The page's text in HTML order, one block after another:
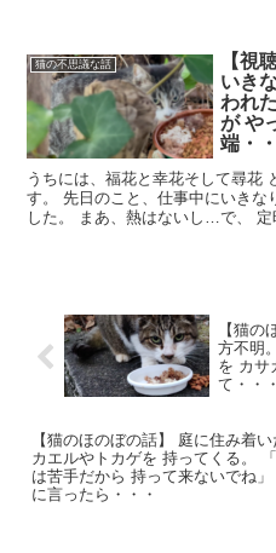
猫の不思議な話
【視
いき
われ
が や
端・
うちには、福花と幸花そして尋花
す。 先日のこと、仕事中にいきな
した。 まあ、熱はないし…で、
【猫の
方不明
を カサ
て・・・
【猫のほのぼの話】 庭に住み着い
カエルやトカゲを 持ってくる。
は苦手だから 持って来ないでね
に言ったら・・・